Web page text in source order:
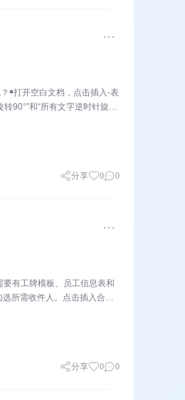
￭打开空白文档，点击插入-表
90°”和“所有文字逆时针旋转
分享 0 0
有工牌模板、员工信息表和
所需收件人。点击插入合并
分享 0 0